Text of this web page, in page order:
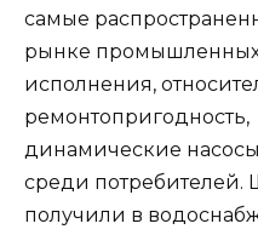
самые
рынке промышленных
исполнения,
динамические
среди
получили в